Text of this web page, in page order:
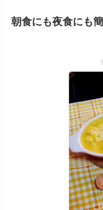
朝食にも夜食にも